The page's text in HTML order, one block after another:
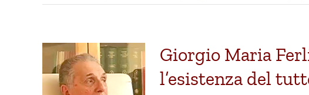
Giorgio Maria
l’esistenza del